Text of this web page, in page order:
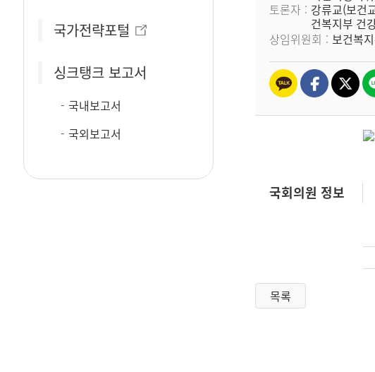
국가전략포털
싱크탱크 보고서
국내보고서
국외보고서
토론자
강류교(보건
건복지부 건
상임위원회
보건복
국회의원 정보
목록